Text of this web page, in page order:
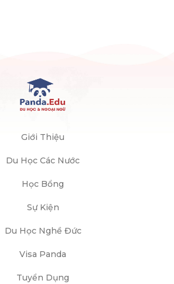
Giới Thiệu
Du Học Các Nước
Học Bổng
Sự Kiện
Du Học Nghề Đức
Visa Panda
Tuyển Dụng